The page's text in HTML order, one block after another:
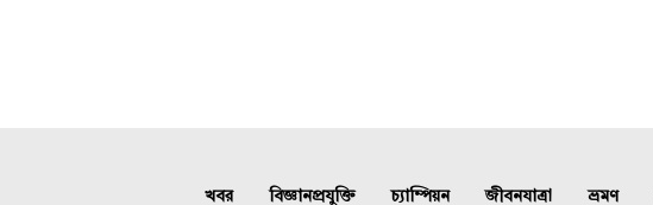
খবর বিজ্ঞানপ্রযুক্তি চ্যাম্পিয়ন জীবনযাত্রা ভ্রমণ